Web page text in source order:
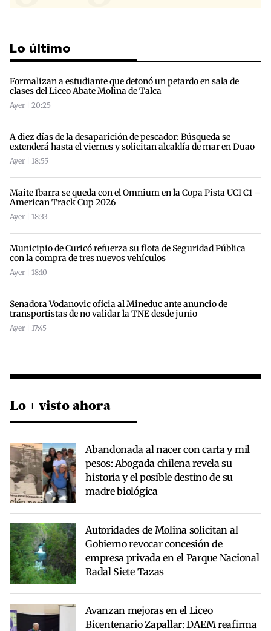
Lo último
Formalizan a estudiante que detonó un petardo en sala de
clases del Liceo Abate Molina de Talca
Ayer | 20:25
A diez días de la desaparición de pescador: Búsqueda se
extenderá hasta el viernes y solicitan alcaldía de mar en Duao
Ayer | 18:55
Maite Ibarra se queda con el Omnium en la Copa Pista UCI C1 –
American Track Cup 2026
Ayer | 18:33
Municipio de Curicó refuerza su flota de Seguridad Pública
con la compra de tres nuevos vehículos
Ayer | 18:10
Senadora Vodanovic oficia al Mineduc ante anuncio de
transportistas de no validar la TNE desde junio
Ayer | 17:45
Lo + visto ahora
Abandonada al nacer con carta y mil
pesos: Abogada chilena revela su
historia y el posible destino de su
madre biológica
Autoridades de Molina solicitan al
Gobierno revocar concesión de
empresa privada en el Parque Nacional
Radal Siete Tazas
Avanzan mejoras en el Liceo
Bicentenario Zapallar: DAEM reafirma